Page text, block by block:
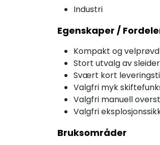
Industri
Egenskaper /
Kompakt og
Stort utvalg av
Svært kort
Valgfri myk
Valgfri manuell
Valgfri
Bruksområder